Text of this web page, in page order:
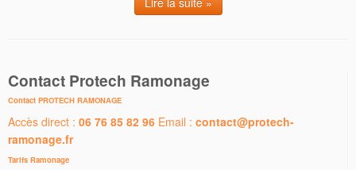
Contact Protech Ramonage
Contact PROTECH RAMONAGE
Accès direct : 06 76 85 82 96 Email : contact@protech-
ramonage.fr
Tarifs Ramonage